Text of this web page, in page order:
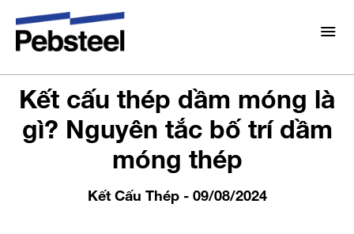
Giới thiệu
Về chúng tôi
Lựa chọn Pebsteel
Giải pháp
Trang chủ/Tin tức
Kết cấu thép dầm
móng là gì? Nguyên tắc bố trí dầm móng thép
Kết cấu thép dầm móng là
gì? Nguyên tắc bố trí dầm
móng thép
Kết Cấu Thép- 09/08/2024